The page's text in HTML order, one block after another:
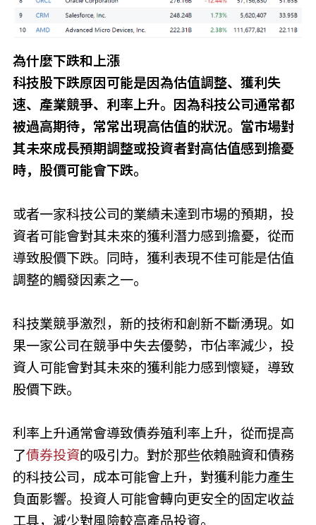
為什麼下跌和上漲
科技股下跌原因可能是因為估值調整、獲利失
速、產業競爭、利率上升。因為科技公司通常都
被過高期待，常常出現高估值的狀況。當市場對
其未來成長預期調整或投資者對高估值感到擔憂
時，股價可能會下跌。
或者一家科技公司的業績未達到市場的預期，投
資者可能會對其未來的獲利潛力感到擔憂，從而
導致股價下跌。同時，獲利表現不佳可能是估值
調整的觸發因素之一。
科技業競爭激烈，新的技術和創新不斷湧現。如
果一家公司在競爭中失去優勢，市佔率減少，投
資人可能會對其未來的獲利能力感到懷疑，導致
股價下跌。
利率上升通常會導致債券殖利率上升，從而提高
了債券投資的吸引力。對於那些依賴融資和債務
的科技公司，成本可能會上升，對獲利能力產生
負面影響。投資人可能會轉向更安全的固定收益
工具，減少對風險較高產品投資。